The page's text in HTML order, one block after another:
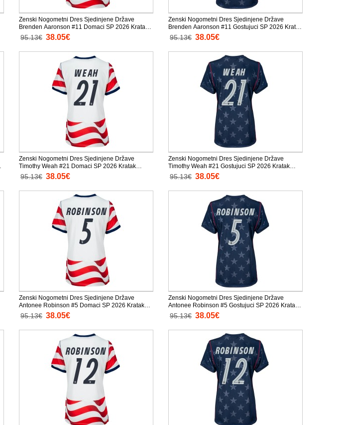
Zenski Nogometni Dres Sjedinjene Države
Brenden Aaronson #11 Domaci SP 2026 Kratak
Rukav
95.13€ 38.05€
Zenski Nogometni Dres Sjedinjene Države
Brenden Aaronson #11 Gostujuci SP 2026 Kratak
Rukav
95.13€ 38.05€
Zenski Nogometni Dres Sjedinjene Države
Timothy Weah #21 Domaci SP 2026 Kratak
Rukav
95.13€ 38.05€
Zenski Nogometni Dres Sjedinjene Države
Timothy Weah #21 Gostujuci SP 2026 Kratak
Rukav
95.13€ 38.05€
Zenski Nogometni Dres Sjedinjene Države
Antonee Robinson #5 Domaci SP 2026 Kratak
Rukav
95.13€ 38.05€
Zenski Nogometni Dres Sjedinjene Države
Antonee Robinson #5 Gostujuci SP 2026 Kratak
Rukav
95.13€ 38.05€